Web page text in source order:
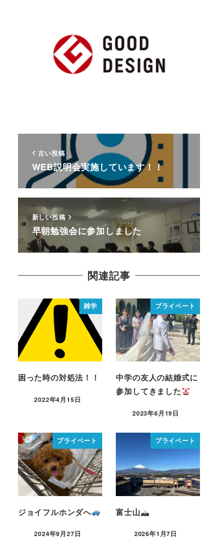
古い投稿
WEB説明会実施しています！！
新しい投稿
早朝勉強会に参加しました
関連記事
雑学
困った時の対処法！！
2022年4月15日
プライベート
中学の友人の結婚式に
参加してきました
2023年6月19日
プライベート
ジョイフルホンダへ
2024年9月27日
プライベート
富士山
2026年1月7日